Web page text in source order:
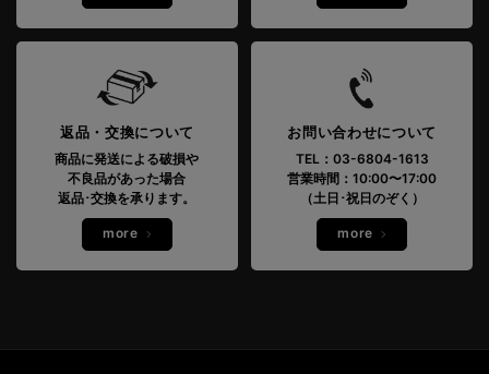
返品・交換について
商品に発送による破損や
不良品があった場合
返品･交換を承ります。
more
お問い合わせについて
TEL：03-6804-1613
営業時間：10:00〜17:00
（土日･祝日のぞく）
more